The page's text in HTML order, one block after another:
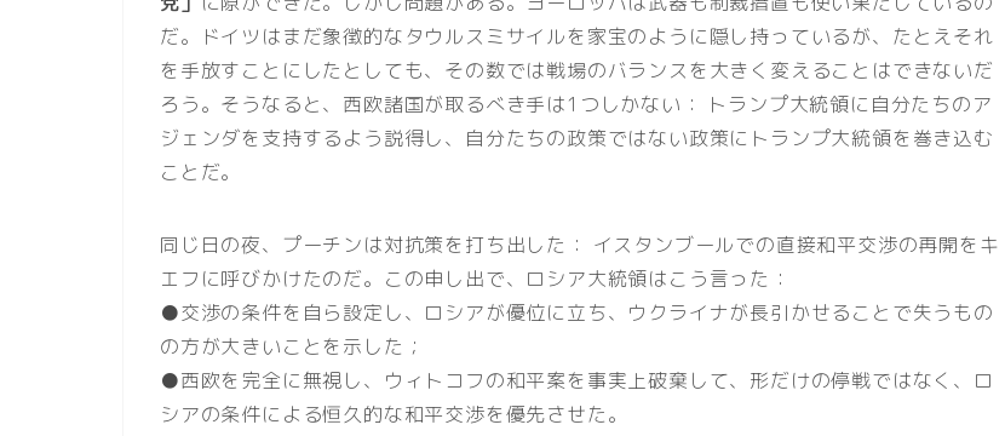
だ。ドイツはまだ象徴的なタウルスミサイルを家宝のように隠し持っているが、たとえそれ
を手放すことにしたとしても、その数では戦場のバランスを大きく変えることはできないだ
ろう。そうなると、西欧諸国が取るべき手は1つしかない： トランプ大統領に自分たちのア
ジェンダを支持するよう説得し、自分たちの政策ではない政策にトランプ大統領を巻き込む
ことだ。
同じ日の夜、プーチンは対抗策を打ち出した： イスタンブールでの直接和平交渉の再開をキ
エフに呼びかけたのだ。この申し出で、ロシア大統領はこう言った：
●交渉の条件を自ら設定し、ロシアが優位に立ち、ウクライナが長引かせることで失うもの
の方が大きいことを示した；
●西欧を完全に無視し、ウィトコフの和平案を事実上破棄して、形だけの停戦ではなく、ロ
シアの条件による恒久的な和平交渉を優先させた。